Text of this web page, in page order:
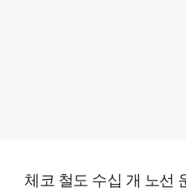
체코 철도 수십 개 노선